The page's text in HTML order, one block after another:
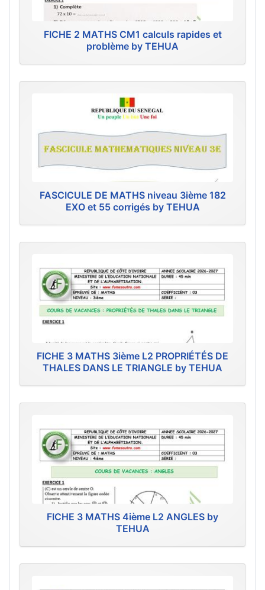
FICHE 2 MATHS CM1 calculs rapides et
problème by TEHUA
FASCICULE DE MATHS niveau 3ième 182
EXO et 55 corrigés by TEHUA
FICHE 3 MATHS 3ième L2 PROPRIÉTÉS DE
THALES DANS LE TRIANGLE by TEHUA
FICHE 3 MATHS 4ième L2 ANGLES by
TEHUA